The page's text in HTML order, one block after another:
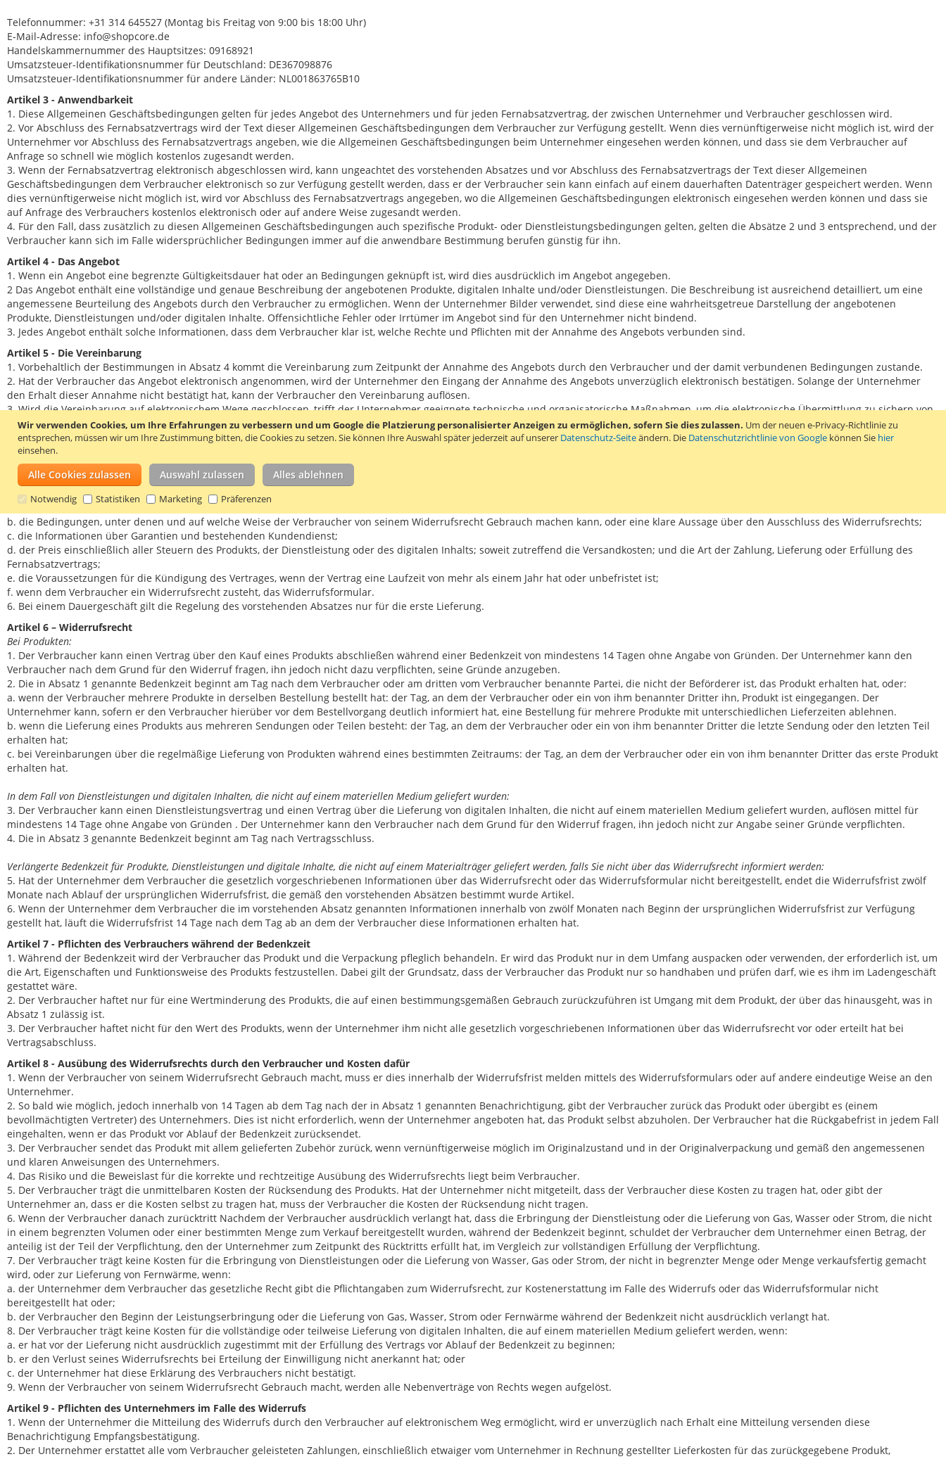
Wir verwenden Cookies, um Ihre Erfahrungen zu verbessern und um Google die Platzierung personalisierter Anzeigen zu ermöglichen, sofern Sie dies zulassen. Um der neuen e-Privacy-Richtlinie zu
entsprechen, müssen wir um Ihre Zustimmung bitten, die Cookies zu setzen.Sie können Ihre Auswahl später jederzeit auf unserer Datenschutz-Seiteändern. Die Datenschutzrichtlinie von Google können Sie hier
einsehen.
Alle Cookies zulassen Auswahl zulassen Alles ablehnen
Notwendig Statistiken Marketing Präferenzen
Telefonnummer: +31 314 645527 (Montag bis Freitag von 9:00 bis 18:00 Uhr)
E-Mail-Adresse: info@shopcore.de
Handelskammernummer des Hauptsitzes: 09168921
Umsatzsteuer-Identifikationsnummer für Deutschland: DE367098876
Umsatzsteuer-Identifikationsnummer für andere Länder: NL001863765B10
Artikel 3 - Anwendbarkeit
1. Diese Allgemeinen Geschäftsbedingungen gelten für jedes Angebot des Unternehmers und für jeden Fernabsatzvertrag, der zwischen Unternehmer und Verbraucher geschlossen wird.
2. Vor Abschluss des Fernabsatzvertrags wird der Text dieser Allgemeinen Geschäftsbedingungen dem Verbraucher zur Verfügung gestellt. Wenn dies vernünftigerweise nicht möglich ist, wird der
Unternehmer vor Abschluss des Fernabsatzvertrags angeben, wie die Allgemeinen Geschäftsbedingungen beim Unternehmer eingesehen werden können, und dass sie dem Verbraucher auf
Anfrage so schnell wie möglich kostenlos zugesandt werden.
3. Wenn der Fernabsatzvertrag elektronisch abgeschlossen wird, kann ungeachtet des vorstehenden Absatzes und vor Abschluss des Fernabsatzvertrags der Text dieser Allgemeinen
Geschäftsbedingungen dem Verbraucher elektronisch so zur Verfügung gestellt werden, dass er der Verbraucher sein kann einfach auf einem dauerhaften Datenträger gespeichert werden. Wenn
dies vernünftigerweise nicht möglich ist, wird vor Abschluss des Fernabsatzvertrags angegeben, wo die Allgemeinen Geschäftsbedingungen elektronisch eingesehen werden können und dass sie
auf Anfrage des Verbrauchers kostenlos elektronisch oder auf andere Weise zugesandt werden.
4. Für den Fall, dass zusätzlich zu diesen Allgemeinen Geschäftsbedingungen auch spezifische Produkt- oder Dienstleistungsbedingungen gelten, gelten die Absätze 2 und 3 entsprechend, und der
Verbraucher kann sich im Falle widersprüchlicher Bedingungen immer auf die anwendbare Bestimmung berufen günstig für ihn.
Artikel 4 - Das Angebot
1. Wenn ein Angebot eine begrenzte Gültigkeitsdauer hat oder an Bedingungen geknüpft ist, wird dies ausdrücklich im Angebot angegeben.
2 Das Angebot enthält eine vollständige und genaue Beschreibung der angebotenen Produkte, digitalen Inhalte und/oder Dienstleistungen. Die Beschreibung ist ausreichend detailliert, um eine
angemessene Beurteilung des Angebots durch den Verbraucher zu ermöglichen. Wenn der Unternehmer Bilder verwendet, sind diese eine wahrheitsgetreue Darstellung der angebotenen
Produkte, Dienstleistungen und/oder digitalen Inhalte. Offensichtliche Fehler oder Irrtümer im Angebot sind für den Unternehmer nicht bindend.
3. Jedes Angebot enthält solche Informationen, dass dem Verbraucher klar ist, welche Rechte und Pflichten mit der Annahme des Angebots verbunden sind.
Artikel 5 - Die Vereinbarung
1. Vorbehaltlich der Bestimmungen in Absatz 4 kommt die Vereinbarung zum Zeitpunkt der Annahme des Angebots durch den Verbraucher und der damit verbundenen Bedingungen zustande.
2. Hat der Verbraucher das Angebot elektronisch angenommen, wird der Unternehmer den Eingang der Annahme des Angebots unverzüglich elektronisch bestätigen. Solange der Unternehmer
den Erhalt dieser Annahme nicht bestätigt hat, kann der Verbraucher den Vereinbarung auflösen.
3. Wird die Vereinbarung auf elektronischem Wege geschlossen, trifft der Unternehmer geeignete technische und organisatorische Maßnahmen, um die elektronische Übermittlung zu sichern von
Daten und sorgt für eine sichere Webumgebung. Wenn der Verbraucher elektronisch bezahlen kann, wird der Unternehmer zu diesem Zweck geeignete Sicherheitsmaßnahmen treffen.
4. Der Unternehmer kann sich im gesetzlichen Rahmen darüber informieren, ob der Verbraucher seinen Zahlungsverpflichtungen nachkommen kann, sowie über all diese Tatsachen und Faktoren,
die für einen verantwortungsbewussten Abschluss des Fernabsatzvertrags wichtig sind. Wenn der Unternehmer aufgrund dieser Untersuchung gute Gründe hat, den Vereinbarung nicht
abzuschließen, ist er berechtigt, einen Auftrag oder eine Anfrage mit Gründen abzulehnen oder besondere Bedingungen an die Ausführung zu knüpfen.
5. Der Unternehmer des Produkts, der Dienstleistung oder des digitalen Inhalts an den Verbraucher senden, die folgenden Informationen schriftlich oder so, dass sie vom Verbraucher zugänglich
auf einem dauerhaften Datenträger gespeichert werden können:
a des Unternehmers, an den sich der Verbraucher mit Beschwerden wenden kann;
b. die Bedingungen, unter denen und auf welche Weise der Verbraucher von seinem Widerrufsrecht Gebrauch machen kann, oder eine klare Aussage über den Ausschluss des Widerrufsrechts;
c. die Informationen über Garantien und bestehenden Kundendienst;
d. der Preis einschließlich aller Steuern des Produkts, der Dienstleistung oder des digitalen Inhalts; soweit zutreffend die Versandkosten; und die Art der Zahlung, Lieferung oder Erfüllung des
Fernabsatzvertrags;
e. die Voraussetzungen für die Kündigung des Vertrages, wenn der Vertrag eine Laufzeit von mehr als einem Jahr hat oder unbefristet ist;
f. wenn dem Verbraucher ein Widerrufsrecht zusteht, das Widerrufsformular.
6. Bei einem Dauergeschäft gilt die Regelung des vorstehenden Absatzes nur für die erste Lieferung.
Artikel 6 – Widerrufsrecht
Bei Produkten:
1. Der Verbraucher kann einen Vertrag über den Kauf eines Produkts abschließen während einer Bedenkzeit von mindestens 14 Tagen ohne Angabe von Gründen. Der Unternehmer kann den
Verbraucher nach dem Grund für den Widerruf fragen, ihn jedoch nicht dazu verpflichten, seine Gründe anzugeben.
2. Die in Absatz 1 genannte Bedenkzeit beginnt am Tag nach dem Verbraucher oder am dritten vom Verbraucher benannte Partei, die nicht der Beförderer ist, das Produkt erhalten hat, oder:
a. wenn der Verbraucher mehrere Produkte in derselben Bestellung bestellt hat: der Tag, an dem der Verbraucher oder ein von ihm benannter Dritter ihn, Produkt ist eingegangen. Der
Unternehmer kann, sofern er den Verbraucher hierüber vor dem Bestellvorgang deutlich informiert hat, eine Bestellung für mehrere Produkte mit unterschiedlichen Lieferzeiten ablehnen.
b. wenn die Lieferung eines Produkts aus mehreren Sendungen oder Teilen besteht: der Tag, an dem der Verbraucher oder ein von ihm benannter Dritter die letzte Sendung oder den letzten Teil
erhalten hat;
c. bei Vereinbarungen über die regelmäßige Lieferung von Produkten während eines bestimmten Zeitraums: der Tag, an dem der Verbraucher oder ein von ihm benannter Dritter das erste Produkt
erhalten hat.
In dem Fall von Dienstleistungen und digitalen Inhalten, die nicht auf einem materiellen Medium geliefert wurden:
3. Der Verbraucher kann einen Dienstleistungsvertrag und einen Vertrag über die Lieferung von digitalen Inhalten, die nicht auf einem materiellen Medium geliefert wurden, auflösen mittel für
mindestens 14 Tage ohne Angabe von Gründen . Der Unternehmer kann den Verbraucher nach dem Grund für den Widerruf fragen, ihn jedoch nicht zur Angabe seiner Gründe verpflichten.
4. Die in Absatz 3 genannte Bedenkzeit beginnt am Tag nach Vertragsschluss.
Verlängerte Bedenkzeit für Produkte, Dienstleistungen und digitale Inhalte, die nicht auf einem Materialträger geliefert werden, falls Sie nicht über das Widerrufsrecht informiert werden:
5. Hat der Unternehmer dem Verbraucher die gesetzlich vorgeschriebenen Informationen über das Widerrufsrecht oder das Widerrufsformular nicht bereitgestellt, endet die Widerrufsfrist zwölf
Monate nach Ablauf der ursprünglichen Widerrufsfrist, die gemäß den vorstehenden Absätzen bestimmt wurde Artikel.
6. Wenn der Unternehmer dem Verbraucher die im vorstehenden Absatz genannten Informationen innerhalb von zwölf Monaten nach Beginn der ursprünglichen Widerrufsfrist zur Verfügung
gestellt hat, läuft die Widerrufsfrist 14 Tage nach dem Tag ab an dem der Verbraucher diese Informationen erhalten hat.
Artikel 7 - Pflichten des Verbrauchers während der Bedenkzeit
1. Während der Bedenkzeit wird der Verbraucher das Produkt und die Verpackung pfleglich behandeln. Er wird das Produkt nur in dem Umfang auspacken oder verwenden, der erforderlich ist, um
die Art, Eigenschaften und Funktionsweise des Produkts festzustellen. Dabei gilt der Grundsatz, dass der Verbraucher das Produkt nur so handhaben und prüfen darf, wie es ihm im Ladengeschäft
gestattet wäre.
2. Der Verbraucher haftet nur für eine Wertminderung des Produkts, die auf einen bestimmungsgemäßen Gebrauch zurückzuführen ist Umgang mit dem Produkt, der über das hinausgeht, was in
Absatz 1 zulässig ist.
3. Der Verbraucher haftet nicht für den Wert des Produkts, wenn der Unternehmer ihm nicht alle gesetzlich vorgeschriebenen Informationen über das Widerrufsrecht vor oder erteilt hat bei
Vertragsabschluss.
Artikel 8 - Ausübung des Widerrufsrechts durch den Verbraucher und Kosten dafür
1. Wenn der Verbraucher von seinem Widerrufsrecht Gebrauch macht, muss er dies innerhalb der Widerrufsfrist melden mittels des Widerrufsformulars oder auf andere eindeutige Weise an den
Unternehmer.
2. So bald wie möglich, jedoch innerhalb von 14 Tagen ab dem Tag nach der in Absatz 1 genannten Benachrichtigung, gibt der Verbraucher zurück das Produkt oder übergibt es (einem
bevollmächtigten Vertreter) des Unternehmers. Dies ist nicht erforderlich, wenn der Unternehmer angeboten hat, das Produkt selbst abzuholen. Der Verbraucher hat die Rückgabefrist in jedem Fall
eingehalten, wenn er das Produkt vor Ablauf der Bedenkzeit zurücksendet.
3. Der Verbraucher sendet das Produkt mit allem gelieferten Zubehör zurück, wenn vernünftigerweise möglich im Originalzustand und in der Originalverpackung und gemäß den angemessenen
und klaren Anweisungen des Unternehmers.
4. Das Risiko und die Beweislast für die korrekte und rechtzeitige Ausübung des Widerrufsrechts liegt beim Verbraucher.
5. Der Verbraucher trägt die unmittelbaren Kosten der Rücksendung des Produkts. Hat der Unternehmer nicht mitgeteilt, dass der Verbraucher diese Kosten zu tragen hat, oder gibt der
Unternehmer an, dass er die Kosten selbst zu tragen hat, muss der Verbraucher die Kosten der Rücksendung nicht tragen.
6. Wenn der Verbraucher danach zurücktritt Nachdem der Verbraucher ausdrücklich verlangt hat, dass die Erbringung der Dienstleistung oder die Lieferung von Gas, Wasser oder Strom, die nicht
in einem begrenzten Volumen oder einer bestimmten Menge zum Verkauf bereitgestellt wurden, während der Bedenkzeit beginnt, schuldet der Verbraucher dem Unternehmer einen Betrag, der
anteilig ist der Teil der Verpflichtung, den der Unternehmer zum Zeitpunkt des Rücktritts erfüllt hat, im Vergleich zur vollständigen Erfüllung der Verpflichtung.
7. Der Verbraucher trägt keine Kosten für die Erbringung von Dienstleistungen oder die Lieferung von Wasser, Gas oder Strom, der nicht in begrenzter Menge oder Menge verkaufsfertig gemacht
wird, oder zur Lieferung von Fernwärme, wenn:
a. der Unternehmer dem Verbraucher das gesetzliche Recht gibt die Pflichtangaben zum Widerrufsrecht, zur Kostenerstattung im Falle des Widerrufs oder das Widerrufsformular nicht
bereitgestellt hat oder;
b. der Verbraucher den Beginn der Leistungserbringung oder die Lieferung von Gas, Wasser, Strom oder Fernwärme während der Bedenkzeit nicht ausdrücklich verlangt hat.
8. Der Verbraucher trägt keine Kosten für die vollständige oder teilweise Lieferung von digitalen Inhalten, die auf einem materiellen Medium geliefert werden, wenn:
a. er hat vor der Lieferung nicht ausdrücklich zugestimmt mit der Erfüllung des Vertrags vor Ablauf der Bedenkzeit zu beginnen;
b. er den Verlust seines Widerrufsrechts bei Erteilung der Einwilligung nicht anerkannt hat; oder
c. der Unternehmer hat diese Erklärung des Verbrauchers nicht bestätigt.
9. Wenn der Verbraucher von seinem Widerrufsrecht Gebrauch macht, werden alle Nebenverträge von Rechts wegen aufgelöst.
Artikel 9 - Pflichten des Unternehmers im Falle des Widerrufs
1. Wenn der Unternehmer die Mitteilung des Widerrufs durch den Verbraucher auf elektronischem Weg ermöglicht, wird er unverzüglich nach Erhalt eine Mitteilung versenden diese
Benachrichtigung Empfangsbestätigung.
2. Der Unternehmer erstattet alle vom Verbraucher geleisteten Zahlungen, einschließlich etwaiger vom Unternehmer in Rechnung gestellter Lieferkosten für das zurückgegebene Produkt,